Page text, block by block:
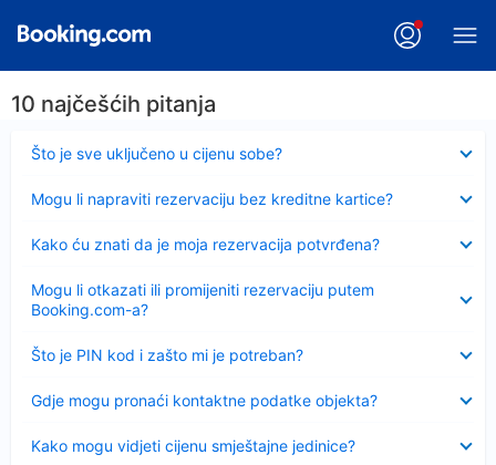
10 najčešćih pitanja
Što je sve uključeno u cijenu sobe?
Sažeto
Mogu li napraviti rezervaciju bez kreditne kartice?
Kako ću znati da je moja rezervacija potvrđena?
Mogu li otkazati ili promijeniti rezervaciju putem
Booking.com-a?
Što je PIN kod i zašto mi je potreban?
Sažeto
Gdje mogu pronaći kontaktne podatke objekta?
Kako mogu vidjeti cijenu smještajne jedinice?